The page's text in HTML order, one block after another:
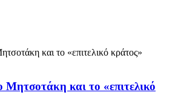
και το «επιτελικό